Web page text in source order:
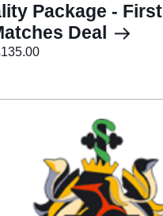
Package -
Deal